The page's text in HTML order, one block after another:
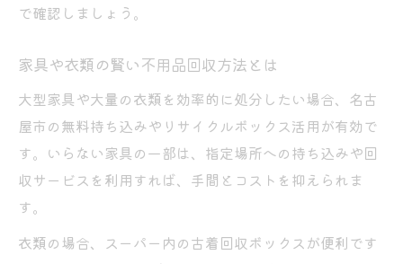
で確認しましょう。
家具や衣類の賢い不用品回収方法とは
大型家具や大量の衣類を効率的に処分したい場合、名古
屋市の無料持ち込みやリサイクルボックス活用が有効で
す。いらない家具の一部は、指定場所への持ち込みや回
収サービスを利用すれば、手間とコストを抑えられま
す。
衣類の場合、スーパー内の古着回収ボックスが便利です